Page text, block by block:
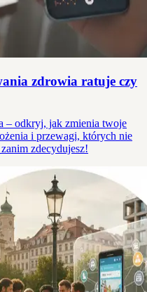
zdrowia ratuje czy
– odkryj, jak zmienia twoje
i przewagi, których nie
zdecydujesz!